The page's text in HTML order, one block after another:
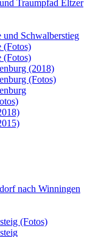
Traumpfad Eltzer
Schwalberstieg
(Fotos)
(Fotos)
(2018)
(Fotos)
nach Winningen
(Fotos)